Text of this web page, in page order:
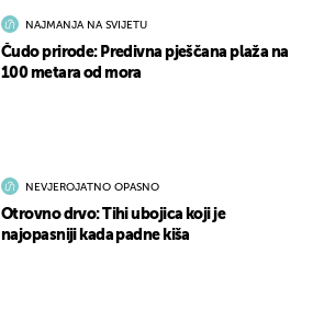
NAJMANJA NA SVIJETU
Čudo prirode: Predivna pješčana plaža na
100 metara od mora
NEVJEROJATNO OPASNO
Otrovno drvo: Tihi ubojica koji je
najopasniji kada padne kiša